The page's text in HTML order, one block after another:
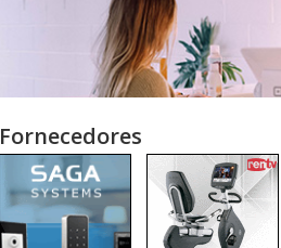
Fornecedores